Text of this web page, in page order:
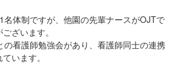
名体制ですが、他園の先輩ナースがOJTで
ざいます。
看護師勉強会があり、看護師同士の連携
います。